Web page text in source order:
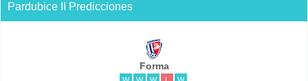
Pardubice II Predicciones
Forma